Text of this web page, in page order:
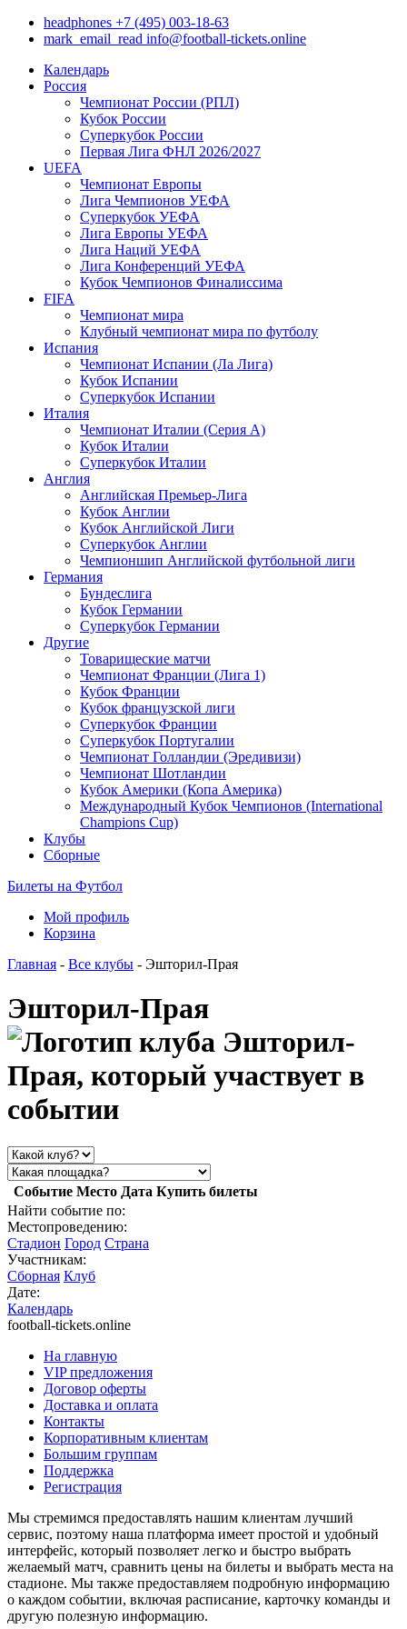
headphones +7 (495) 003-18-63
mark_email_read info@football-tickets.online
Календарь
Россия
Чемпионат России (РПЛ)
Кубок России
Суперкубок России
Первая Лига ФНЛ 2026/2027
UEFA
Чемпионат Европы
Лига Чемпионов УЕФА
Суперкубок УЕФА
Лига Европы УЕФА
Лига Наций УЕФА
Лига Конференций УЕФА
Кубок Чемпионов Финалиссима
FIFA
Чемпионат мира
Клубный чемпионат мира по футболу
Испания
Чемпионат Испании (Ла Лига)
Кубок Испании
Суперкубок Испании
Италия
Чемпионат Италии (Серия А)
Кубок Италии
Суперкубок Италии
Англия
Английская Премьер-Лига
Кубок Англии
Кубок Английской Лиги
Суперкубок Англии
Чемпионшип Английской футбольной лиги
Германия
Бундеслига
Кубок Германии
Суперкубок Германии
Другие
Товарищеские матчи
Чемпионат Франции (Лига 1)
Кубок Франции
Кубок французской лиги
Суперкубок Франции
Суперкубок Португалии
Чемпионат Голландии (Эредивизи)
Чемпионат Шотландии
Кубок Америки (Копа Америка)
Международный Кубок Чемпионов (International
Champions Cup)
Клубы
Сборные
Билеты на Футбол
Мой профиль
Корзина
Главная - Все клубы - Эшторил-Прая
Эшторил-Прая
Событие Место Дата Купить билеты
Найти событие по:
Местопроведению:
Стадион Город Страна
Участникам:
Сборная Клуб
Дате:
Календарь
football-tickets.online
На главную
VIP предложения
Договор оферты
Доставка и оплата
Контакты
Корпоративным клиентам
Большим группам
Поддержка
Регистрация
Мы стремимся предоставлять нашим клиентам лучший
сервис, поэтому наша платформа имеет простой и удобный
интерфейс, который позволяет легко и быстро выбрать
желаемый матч, сравнить цены на билеты и выбрать места на
стадионе. Мы также предоставляем подробную информацию
о каждом событии, включая расписание, карточку команды и
другую полезную информацию.